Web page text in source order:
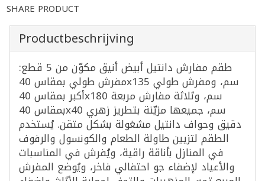
SHARE PRODUCT
Productbeschrijving
طقم مفارش دانتيل أبيض أنيق مكوّن من 5 قطع:
مفرش طولي بمقاس 40x135 سم، ومفرش طولي
أكبر بمقاس 40x180 سم، وثلاثة مفارش مربعة
بمقاس 40x40 سم، جميعها مزيّنة بتطريز زهري
دقيق وحواف دانتيل مشغولة بشكل متقن. يُستخدم
الطقم لتزيين طاولة الطعام والكونسول والرفوف
في المنازل بأناقة راقية، ويُفرش في المناسبات
والأعياد لإضفاء جو احتفالي فاخر، ويُوضع المفرش